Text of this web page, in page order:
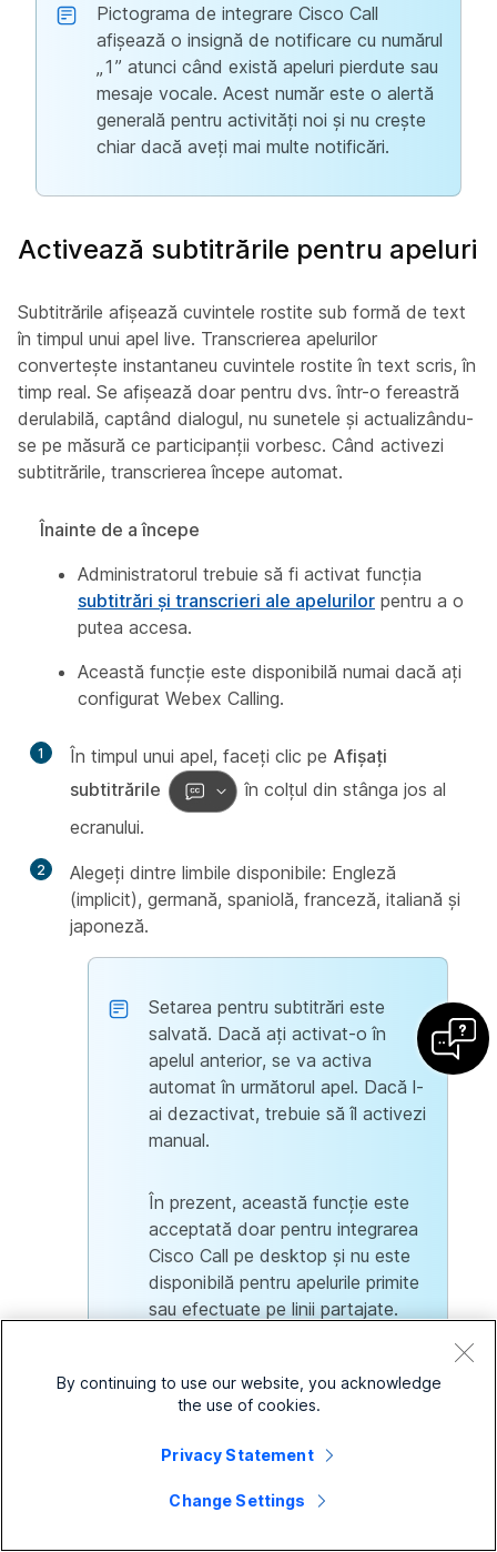
Pictograma de integrare Cisco Call
afișează o insignă de notificare cu numărul
„1” atunci când există apeluri pierdute sau
mesaje vocale. Acest număr este o alertă
generală pentru activități noi și nu crește
chiar dacă aveți mai multe notificări.
Activează subtitrările pentru apeluri
Subtitrările afișează cuvintele rostite sub formă de text
în timpul unui apel live. Transcrierea apelurilor
convertește instantaneu cuvintele rostite în text scris, în
timp real. Se afișează doar pentru dvs. într-o fereastră
derulabilă, captând dialogul, nu sunetele și actualizându-
se pe măsură ce participanții vorbesc. Când activezi
subtitrările, transcrierea începe automat.
Înainte de a începe
Administratorul trebuie să fi activat funcția
subtitrări și transcrieri ale apelurilor pentru a o
putea accesa.
Această funcție este disponibilă numai dacă ați
configurat Webex Calling.
1 În timpul unui apel, faceți clic pe Afișați
subtitrările
în colțul din stânga jos al
ecranului.
2
Alegeți dintre limbile disponibile: Engleză
(implicit), germană, spaniolă, franceză, italiană și
japoneză.
Setarea pentru subtitrări este
salvată. Dacă ați activat-o în
apelul anterior, se va activa
automat în următorul apel. Dacă l-
ai dezactivat, trebuie să îl activezi
manual.
În prezent, această funcție este
acceptată doar pentru integrarea
Cisco Call pe desktop și nu este
disponibilă pentru apelurile primite
sau efectuate pe linii partajate.
timpul apelurilor cu Cisco AI
By continuing to use our website, you acknowledge
the use of cookies.
Privacy Statement
Change Settings